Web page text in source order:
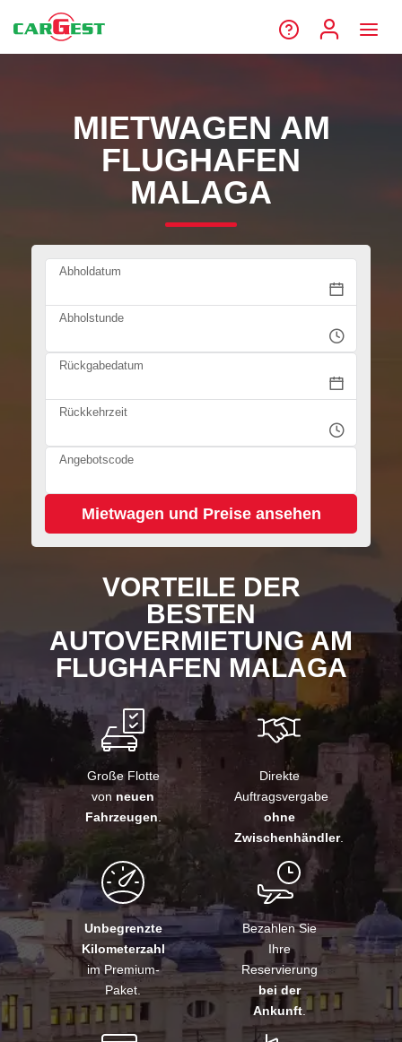
MIETWAGEN AM
FLUGHAFEN
MALAGA
Abholdatum
Abholstunde
Rückgabedatum
Rückkehrzeit
Angebotscode
VORTEILE DER
BESTEN
AUTOVERMIETUNG AM
FLUGHAFEN MALAGA
Große Flotte
von neuen
Fahrzeugen.
Direkte
Auftragsvergabe
ohne
Zwischenhändler.
Unbegrenzte
Kilometerzahl
im Premium-
Paket.
Bezahlen Sie
Ihre
Reservierung
bei der
Ankunft.